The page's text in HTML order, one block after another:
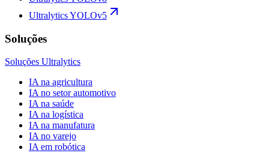
Ultralytics YOLOv5
Soluções
Soluções Ultralytics
IA na agricultura
IA no setor automotivo
IA na saúde
IA na logística
IA na manufatura
IA no varejo
IA em robótica